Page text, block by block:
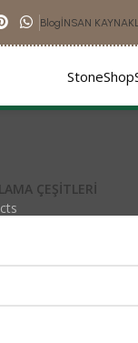
BlogİNSAN
StoneShop
ÇEŞITLERI